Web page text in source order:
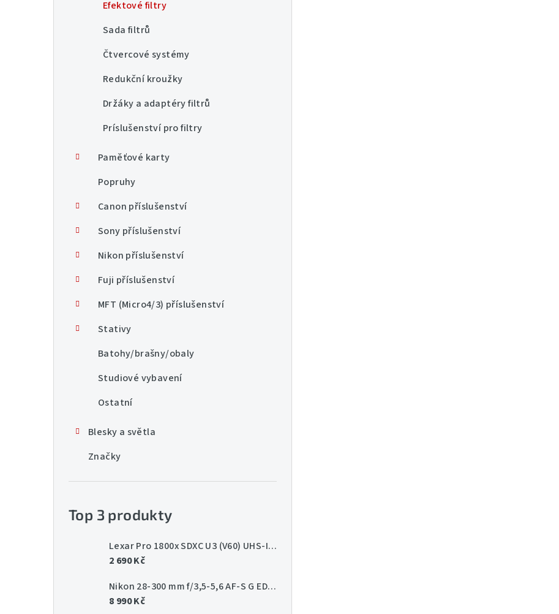
Efektové filtry
Sada filtrů
Čtvercové systémy
Redukční kroužky
Držáky a adaptéry filtrů
Príslušenství pro filtry
Paměťové karty
Popruhy
Canon příslušenství
Sony příslušenství
Nikon příslušenství
Fuji příslušenství
MFT (Micro4/3) příslušenství
Stativy
Batohy/brašny/obaly
Studiové vybavení
Ostatní
Blesky a světla
Značky
Top 3 produkty
Lexar Pro 1800x SDXC U3 (V60) UHS-II R270/W180 128GB
2 690 Kč
Nikon 28-300 mm f/3,5-5,6 AF-S G ED VR
8 990 Kč